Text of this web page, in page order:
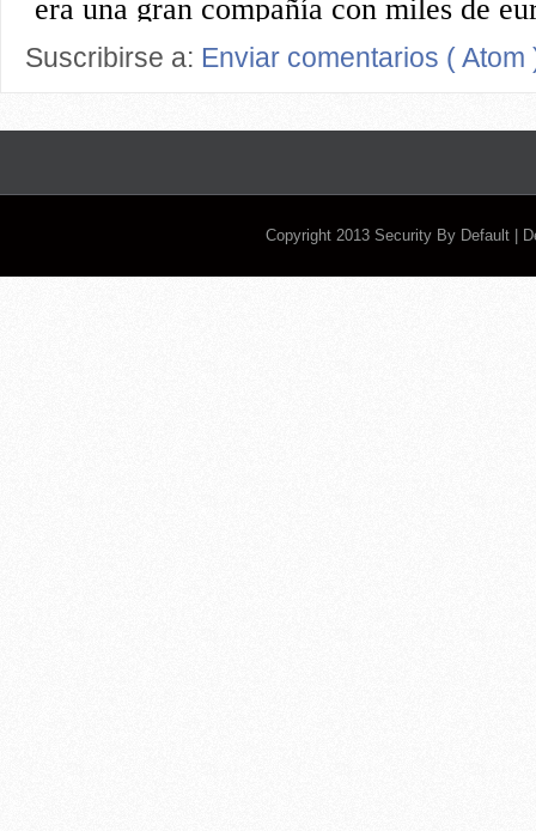
Suscribirse a: Enviar comentarios ( Atom
Copyright 2013 Security By Default |